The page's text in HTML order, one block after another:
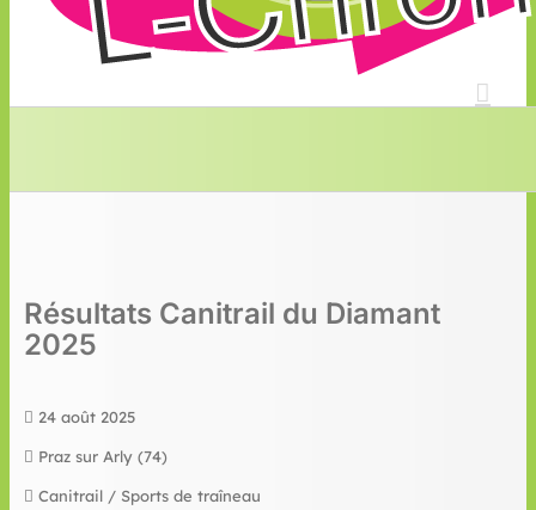
Résultats Canitrail du Diamant
2025
24 août 2025
Praz sur Arly (74)
Canitrail / Sports de traîneau